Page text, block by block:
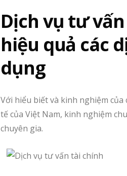
Dịch vụ tư
hiệu quả các
dụng
Với hiểu biết và kinh nghiệm
tế của Việt Nam, kinh nghiệm
chuyên gia.